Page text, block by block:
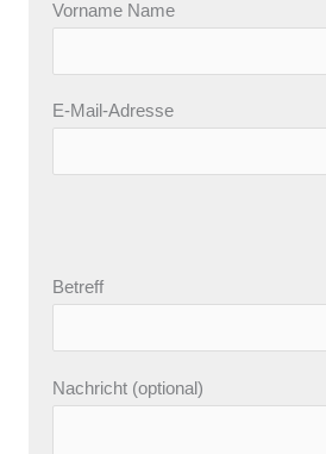
Vorname Name
E-Mail-Adresse
Betreff
Nachricht (optional)